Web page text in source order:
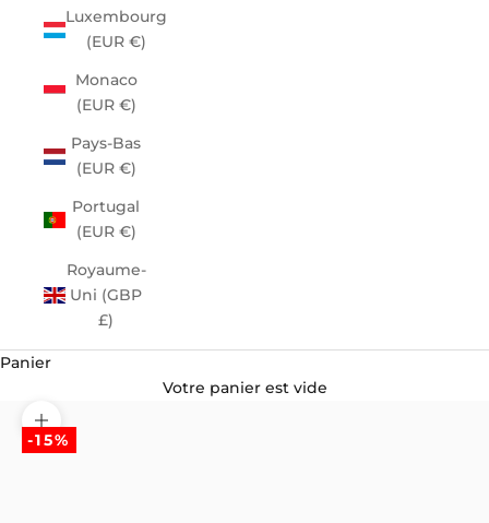
Luxembourg
(EUR €)
Monaco
(EUR €)
Pays-Bas
(EUR €)
Portugal
(EUR €)
Royaume-
Uni (GBP
£)
Panier
Votre panier est vide
Zoomer sur l'image
-15%